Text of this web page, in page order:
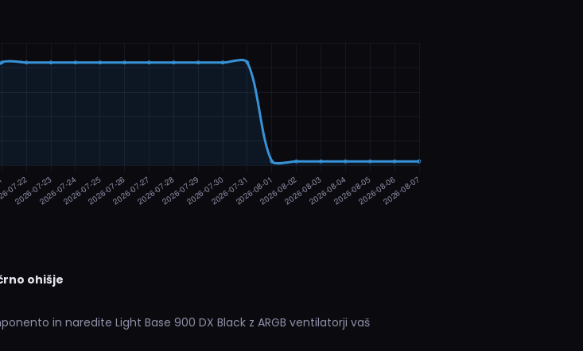
ohišje
in naredite Light Base 900 DX Black z ARGB ventilatorji vaš